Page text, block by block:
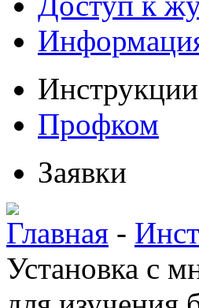
Инструкции
Профком
Заявки
Главная -
Установка с